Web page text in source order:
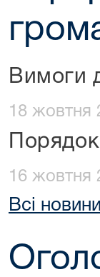
Вимоги
18 жовтня
16 жовтня
Всі новини